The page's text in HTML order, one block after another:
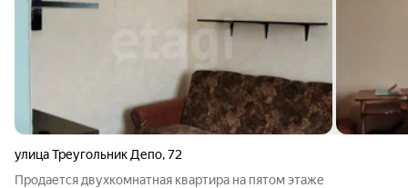
улица Треугольник Депо,72
Продается двухкомнатная квартира на пятом этаже